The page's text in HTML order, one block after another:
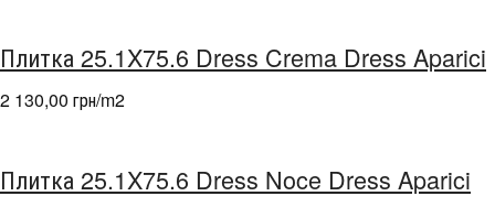
Плитка 25.1X75.6 Dress Crema Dress Aparici
2 130,00 грн/m2
Плитка 25.1X75.6 Dress Noce Dress Aparici